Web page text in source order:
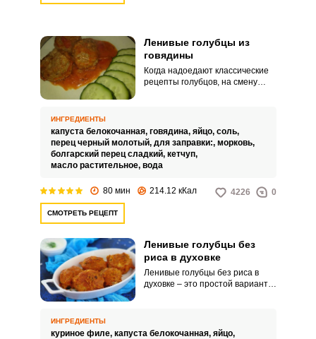
Ленивые голубцы из
говядины
Когда надоедают классические
рецепты голубцов, на смену
второе, используя сытную
говядину и нежную домашнюю
подливу.
ИНГРЕДИЕНТЫ
капуста белокочанная, говядина, яйцо, соль,
перец черный молотый, для заправки:, морковь,
болгарский перец сладкий, кетчуп,
масло растительное, вода
80 мин 214.12 кКал 4226 0
СМОТРЕТЬ РЕЦЕПТ
Ленивые голубцы без
риса в духовке
Ленивые голубцы без риса в
духовке – это простой вариант
результату.
ИНГРЕДИЕНТЫ
куриное филе, капуста белокочанная, яйцо,